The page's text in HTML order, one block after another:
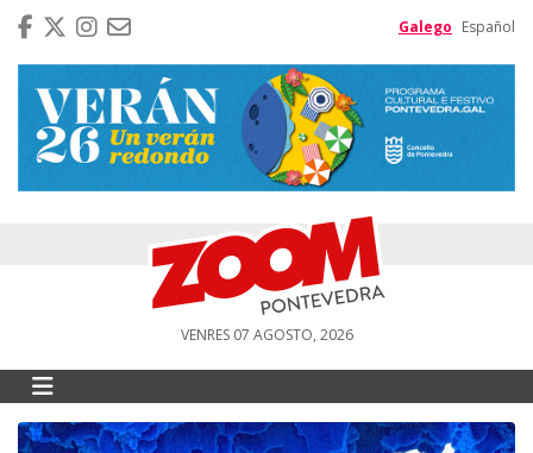
Galego Español
VENRES 07 AGOSTO, 2026